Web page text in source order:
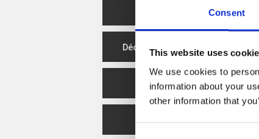
Consent
This website uses
We use cookies to
information about your
other information that
Déclaration de performance
Efficacité énergétique
Spare Parts